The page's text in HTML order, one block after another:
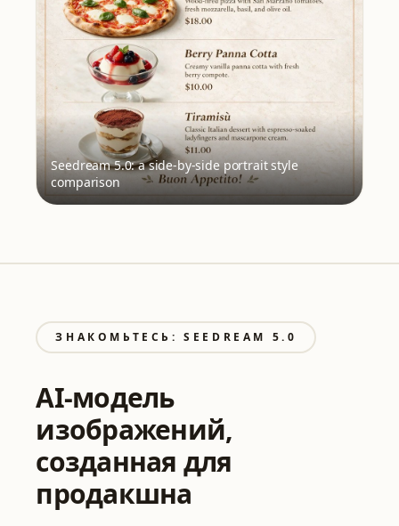
Seedream 5.0: a side-by-side portrait style
comparison
ЗНАКОМЬТЕСЬ: SEEDREAM 5.0
AI-модель
изображений,
созданная для
продакшна